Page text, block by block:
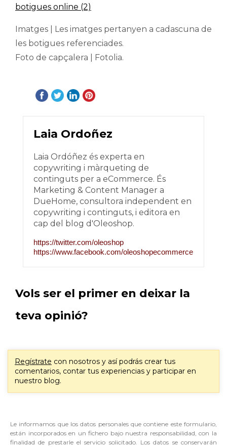
botigues online (2)
Imatges | Les imatges pertanyen a cadascuna de
les botigues referenciades.
Foto de capçalera | Fotolia.
Laia Ordoñez
Laia Ordóñez és experta en
copywriting i màrqueting de
continguts per a eCommerce. És
Marketing & Content Manager a
DueHome, consultora independent en
copywriting i continguts, i editora en
cap del blog d'Oleoshop.
https://twitter.com/oleoshop
https://www.facebook.com/oleoshopecommerce
Vols ser el primer en deixar la
teva opinió?
Regístrate con nosotros y así podrás crear tus
comentarios, contar tus experiencias y participar en
nuestro blog.
Le informamos que los datos personales que contiene este formulario,
están incorporados en un fichero bajo nuestra responsabilidad, con la
finalidad de prestarle el servicio solicitado. Los datos se conservarán